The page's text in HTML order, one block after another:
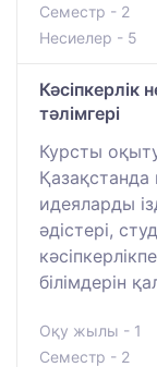
Семестр - 2
Несиелер - 5
Кәсіпкерлік
тәлімгері
Курсты
Қазақстанда
идеяларды
әдістері,
білімдерін
Оқу жылы - 1
Семестр - 2